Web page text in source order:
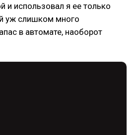
и использовал я ее только
уж слишком много
в автомате, наоборот